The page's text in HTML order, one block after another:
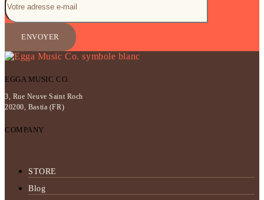
EGGA MUSIC CO.
3, Rue Neuve Saint Roch
20200, Bastia (FR)
COMPANY
STORE
Blog